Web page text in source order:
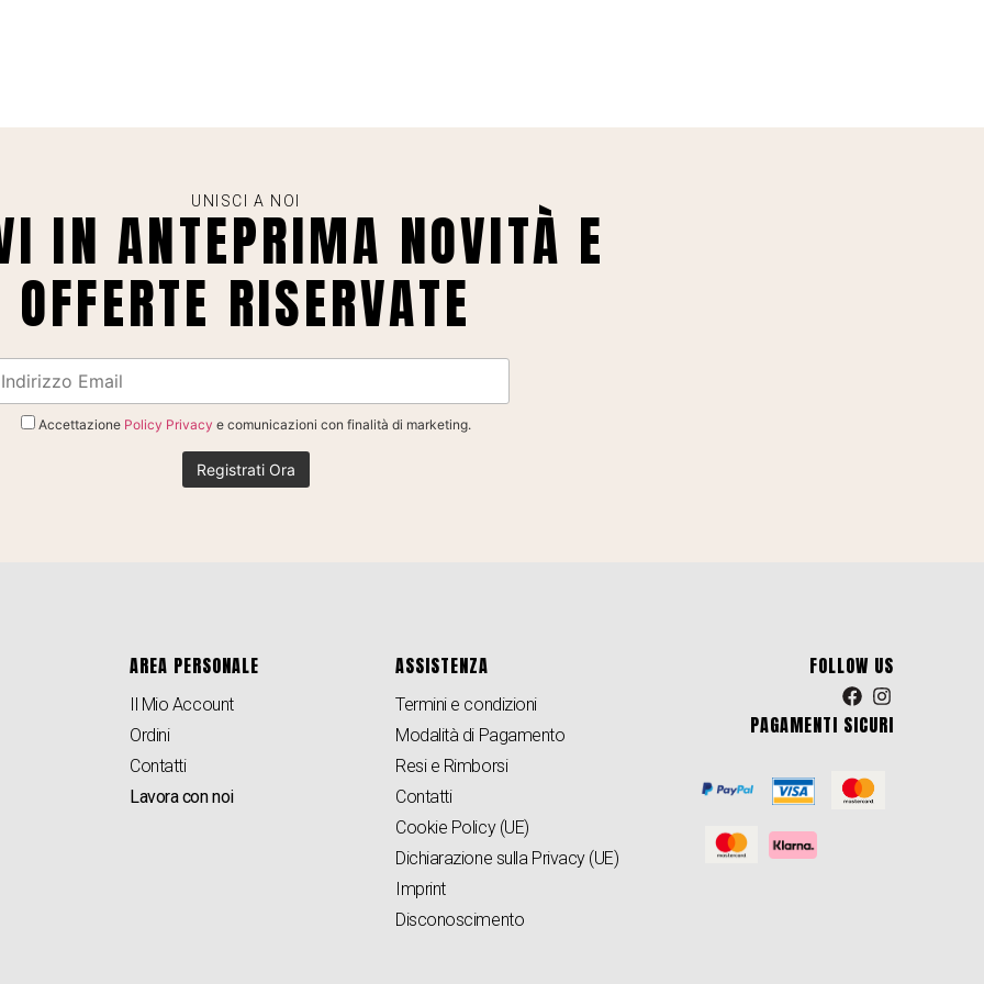
UNISCI A NOI
IN ANTEPRIMA NOVITÀ E
OFFERTE RISERVATE
Accettazione Policy Privacy e comunicazioni con finalità di marketing.
AREA PERSONALE
Il Mio Account
Ordini
Contatti
Lavora con noi
ASSISTENZA
Termini e condizioni
Modalità di Pagamento
Resi e Rimborsi
Contatti
Cookie Policy (UE)
Dichiarazione sulla Privacy (UE)
Imprint
Disconoscimento
FOLLOW US
PAGAMENTI SICURI